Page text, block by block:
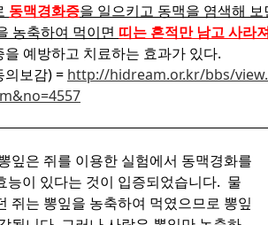
동맥경화증을 일으키고 동맥을 염색해
농축하여 먹이면 띠는 흔적만 남고 사라
예방하고 치료하는 효과가 있다.
보감) = http://hidream.or.kr/bbs/
잎은 쥐를 이용한 실험에서 동맥경화를
능이 있다는 것이 입증되었습니다. 물
쥐는 뽕잎을 농축하여 먹였으므로 뽕잎